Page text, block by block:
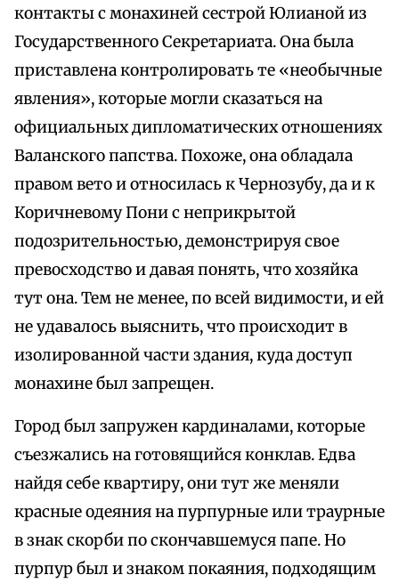
контакты с монахиней сестрой Юлианой из
Государственного Секретариата. Она была
приставлена контролировать те «необычные
явления», которые могли сказаться на
официальных дипломатических отношениях
Валанского папства. Похоже, она обладала
правом вето и относилась к Чернозубу, да и к
Коричневому Пони с неприкрытой
подозрительностью, демонстрируя свое
превосходство и давая понять, что хозяйка
тут она. Тем не менее, по всей видимости, и ей
не удавалось выяснить, что происходит в
изолированной части здания, куда доступ
монахине был запрещен.
Город был запружен кардиналами, которые
съезжались на готовящийся конклав. Едва
найдя себе квартиру, они тут же меняли
красные одеяния на пурпурные или траурные
в знак скорби по скончавшемуся папе. Но
пурпур был и знаком покаяния, подходящим